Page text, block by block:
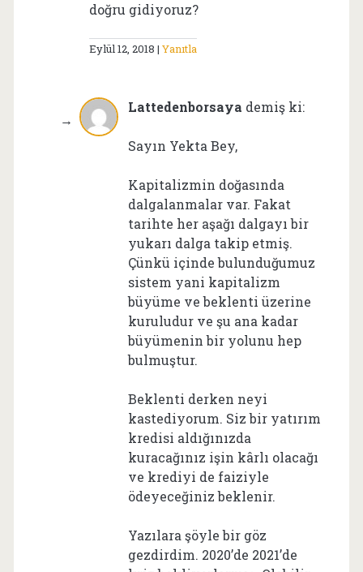
doğru gidiyoruz?
Eylül 12, 2018 Yanıtla
Lattedenborsaya demiş ki:
Sayın Yekta Bey,
Kapitalizmin doğasında
dalgalanmalar var. Fakat
tarihte her aşağı dalgayı bir
yukarı dalga takip etmiş.
Çünkü içinde bulunduğumuz
sistem yani kapitalizm
büyüme ve beklenti üzerine
kuruludur ve şu ana kadar
büyümenin bir yolunu hep
bulmuştur.
Beklenti derken neyi
kastediyorum. Siz bir yatırım
kredisi aldığınızda
kuracağınız işin kârlı olacağı
ve krediyi de faiziyle
ödeyeceğiniz beklenir.
Yazılara şöyle bir göz
gezdirdim. 2020’de 2021’de